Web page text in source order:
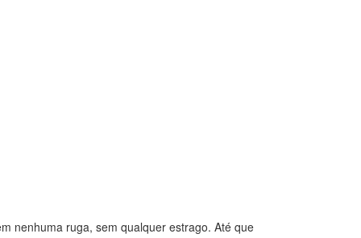
nenhuma ruga, sem qualquer estrago. Até que